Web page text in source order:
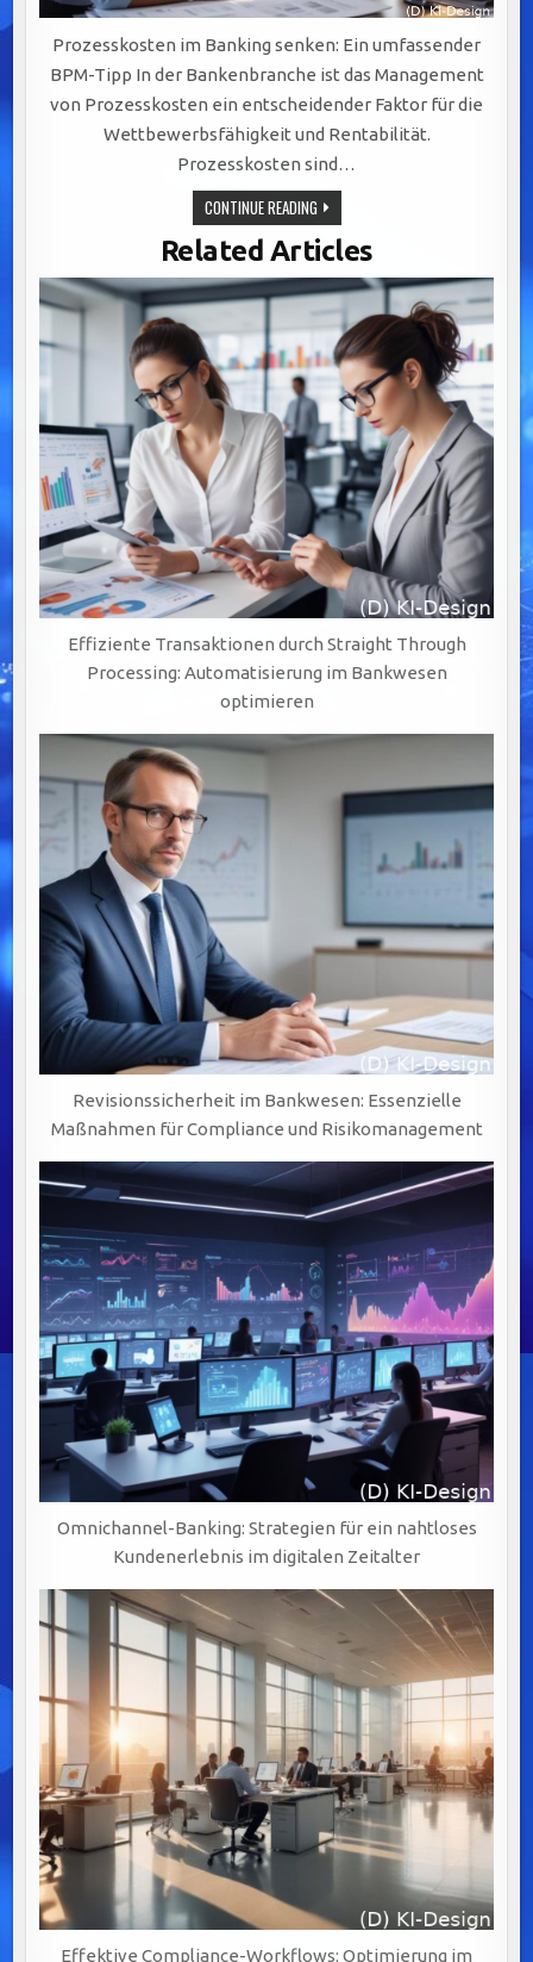
Prozesskosten im Banking senken: Ein umfassender
BPM-Tipp In der Bankenbranche ist das Management
von Prozesskosten ein entscheidender Faktor für die
Wettbewerbsfähigkeit und Rentabilität.
Prozesskosten sind…
CONTINUE READINGPROZESSKOSTEN
IM
BANKING
SENKEN:
STRATEGIEN
ZUR
EFFIZIENZSTEIGERUNG
DURCH
BPM
UND
AUTOMATISIERUNG.
Related Articles
Effiziente Transaktionen durch Straight Through
Processing: Automatisierung im Bankwesen
optimieren
Revisionssicherheit im Bankwesen: Essenzielle
Maßnahmen für Compliance und Risikomanagement
Omnichannel-Banking: Strategien für ein nahtloses
Kundenerlebnis im digitalen Zeitalter
Effektive Compliance-Workflows: Optimierung im